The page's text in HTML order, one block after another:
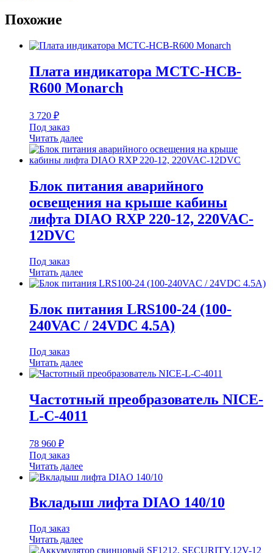
Похожие
Плата индикатора MCTC-HCB-
R600 Monarch
3 720 ₽
Под заказ
Читать далее
Блок питания аварийного
освещения на крыше кабины
лифта DIAO RXP 220-12, 220VAC-
12DVC
Под заказ
Читать далее
Блок питания LRS100-24 (100-
240VAC / 24VDC 4.5A)
Под заказ
Читать далее
Частотный преобразователь NICE-
L-C-4011
78 960 ₽
Под заказ
Читать далее
Вкладыш лифта DIAO 140/10
Под заказ
Читать далее